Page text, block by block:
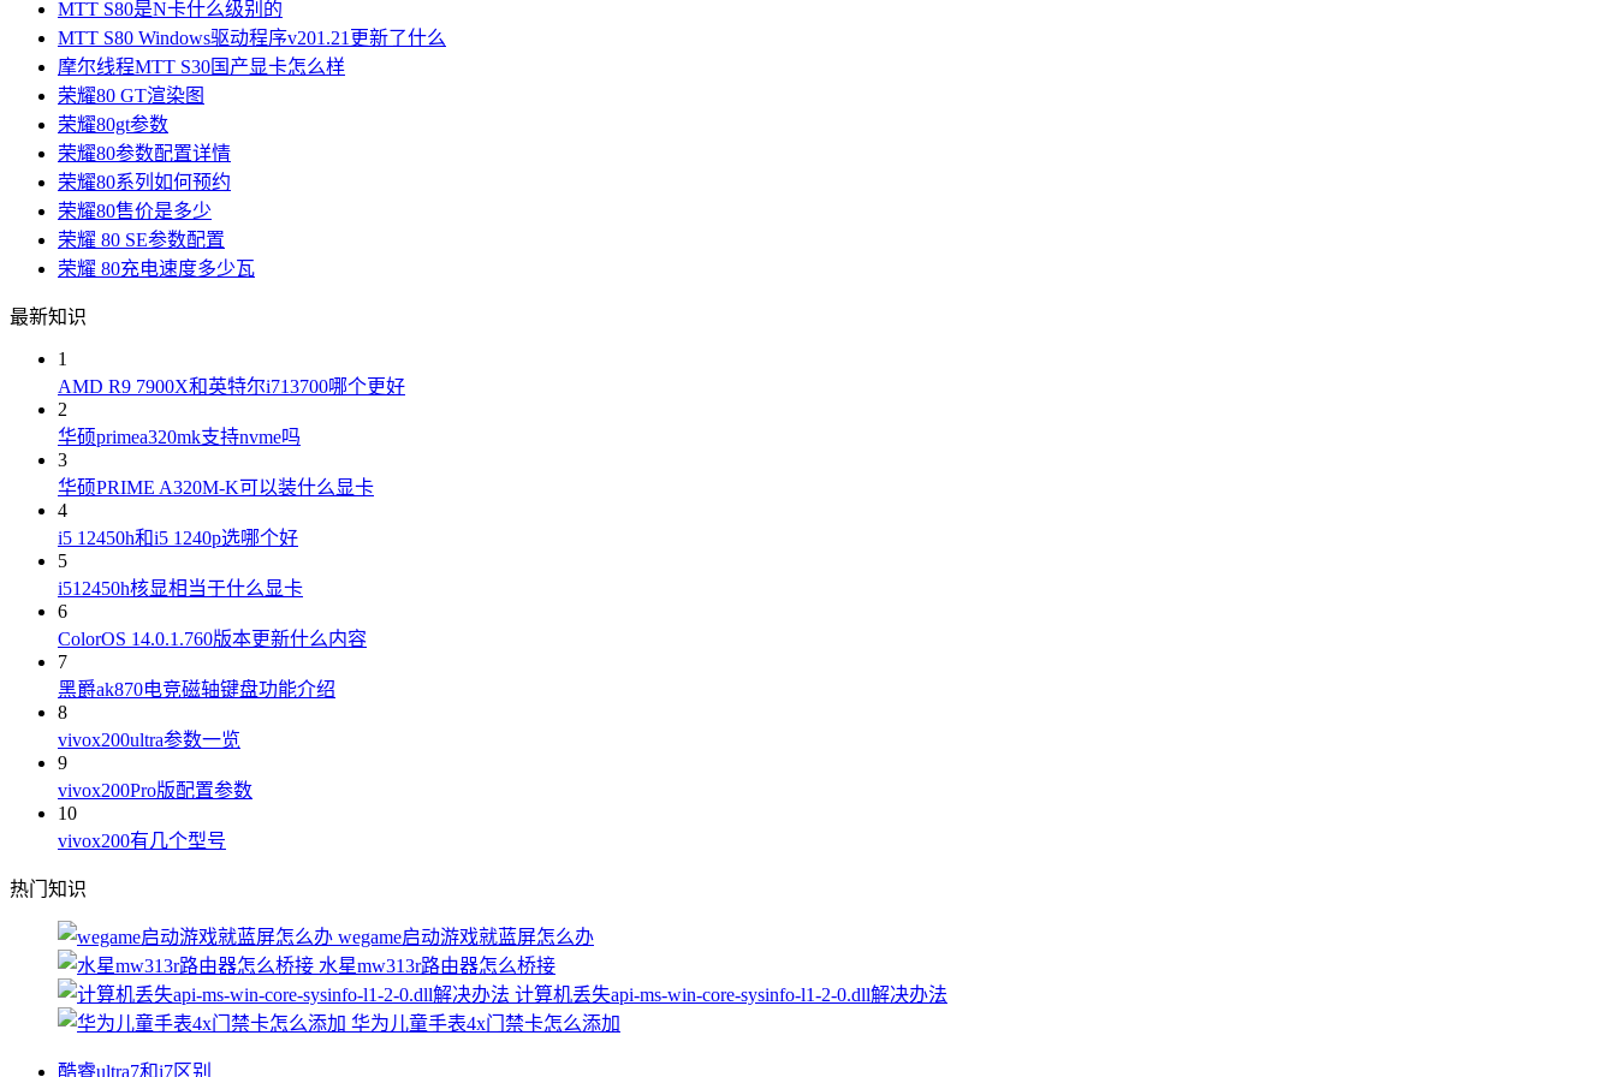
MTT S80是N卡什么级别的
MTT S80 Windows驱动程序v201.21更新了什么
摩尔线程MTT S30国产显卡怎么样
荣耀80 GT渲染图
荣耀80gt参数
荣耀80参数配置详情
荣耀80系列如何预约
荣耀80售价是多少
荣耀 80 SE参数配置
荣耀 80充电速度多少瓦
最新知识
1
AMD R9 7900X和英特尔i713700哪个更好
2
华硕primea320mk支持nvme吗
3
华硕PRIME A320M-K可以装什么显卡
4
i5 12450h和i5 1240p选哪个好
5
i512450h核显相当于什么显卡
6
ColorOS 14.0.1.760版本更新什么内容
7
黑爵ak870电竞磁轴键盘功能介绍
8
vivox200ultra参数一览
9
vivox200Pro版配置参数
10
vivox200有几个型号
热门知识
wegame启动游戏就蓝屏怎么办
水星mw313r路由器怎么桥接
计算机丢失api-ms-win-core-sysinfo-l1-2-0.dll解决办法
华为儿童手表4x门禁卡怎么添加
酷睿ultra7和i7区别